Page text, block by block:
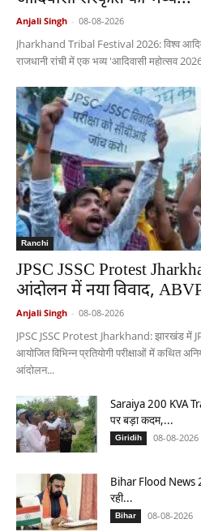
Anjali Singh - 08-08-2026
Jharkhand Tribal Festival 2026: विश्व
राजधानी रांची में एक भव्य 'आदिवासी महोत्सव
Ranchi
JPSC JSSC Protest
आंदोलन में नया विवाद,
Anjali Singh - 08-08-2026
JPSC JSSC Protest Jharkhand: झारखंड में
आयोजित विभिन्न प्रतियोगी परीक्षाओं में कथित
आंदोलन...
Saraiya 200 KVA
पर बड़ा कदम,...
Giridih 08-08-2026
Bihar Flood News
रही...
Bihar 08-08-2026